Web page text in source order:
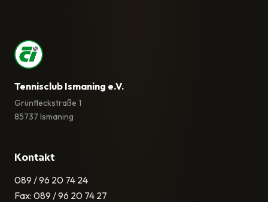
Tennisclub Ismaning e.V.
Grünfleckstraße 1
85737 Ismaning
Kontakt
089 / 96 20 74 24
Fax: 089 / 96 20 74 27